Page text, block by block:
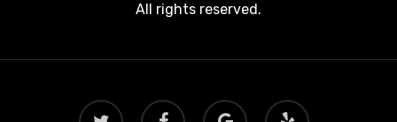
All rights reserved.
twitter facebook
google-
yelp